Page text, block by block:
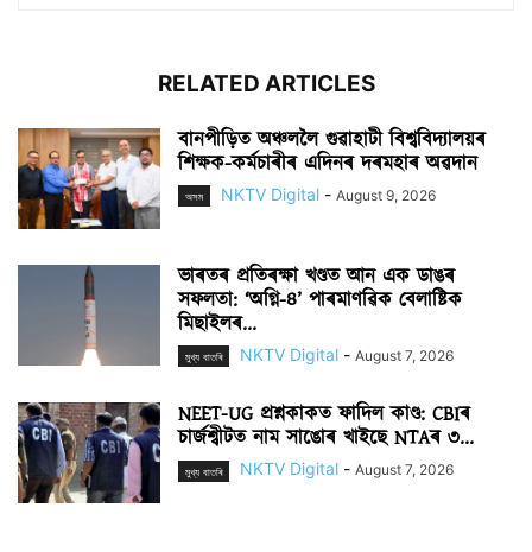
RELATED ARTICLES
বানপীড়িত অঞ্চললৈ গুৱাহাটী বিশ্ববিদ্যালয়ৰ
শিক্ষক-কৰ্মচাৰীৰ এদিনৰ দৰমহাৰ অৱদান
অসম NKTV Digital - August 9, 2026
ভাৰতৰ প্ৰতিৰক্ষা খণ্ডত আন এক ডাঙৰ
সফলতা: ‘অগ্নি-৪’ পাৰমাণৱিক বেলাষ্টিক
মিছাইলৰ...
মুখ্য বাতৰি NKTV Digital - August 7, 2026
NEET-UG প্ৰশ্নকাকত ফাদিল কাণ্ড: CBIৰ
চাৰ্জশ্বীটত নাম সাঙোৰ খাইছে NTAৰ ৩...
মুখ্য বাতৰি NKTV Digital - August 7, 2026